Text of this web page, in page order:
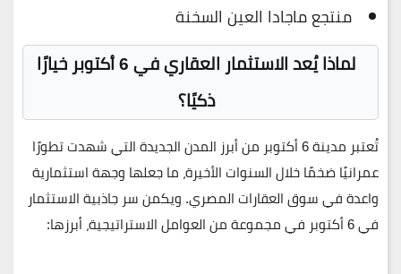
منتجع ماجادا العين السخنة
لماذا يُعد الاستثمار العقاري في 6 أكتوبر خيارًا
ذكيًا؟
تُعتبر مدينة 6 أكتوبر من أبرز المدن الجديدة التي شهدت تطورًا
عمرانيًا ضخمًا خلال السنوات الأخيرة، ما جعلها وجهة استثمارية
واعدة في سوق العقارات المصري. ويكمن سر جاذبية الاستثمار
في 6 أكتوبر في مجموعة من العوامل الاستراتيجية، أبرزها: